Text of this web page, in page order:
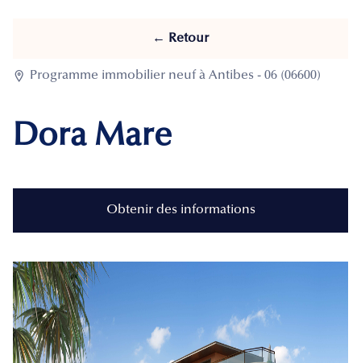
← Retour
 Programme immobilier neuf à Antibes - 06 (06600)
Dora Mare
Obtenir des informations